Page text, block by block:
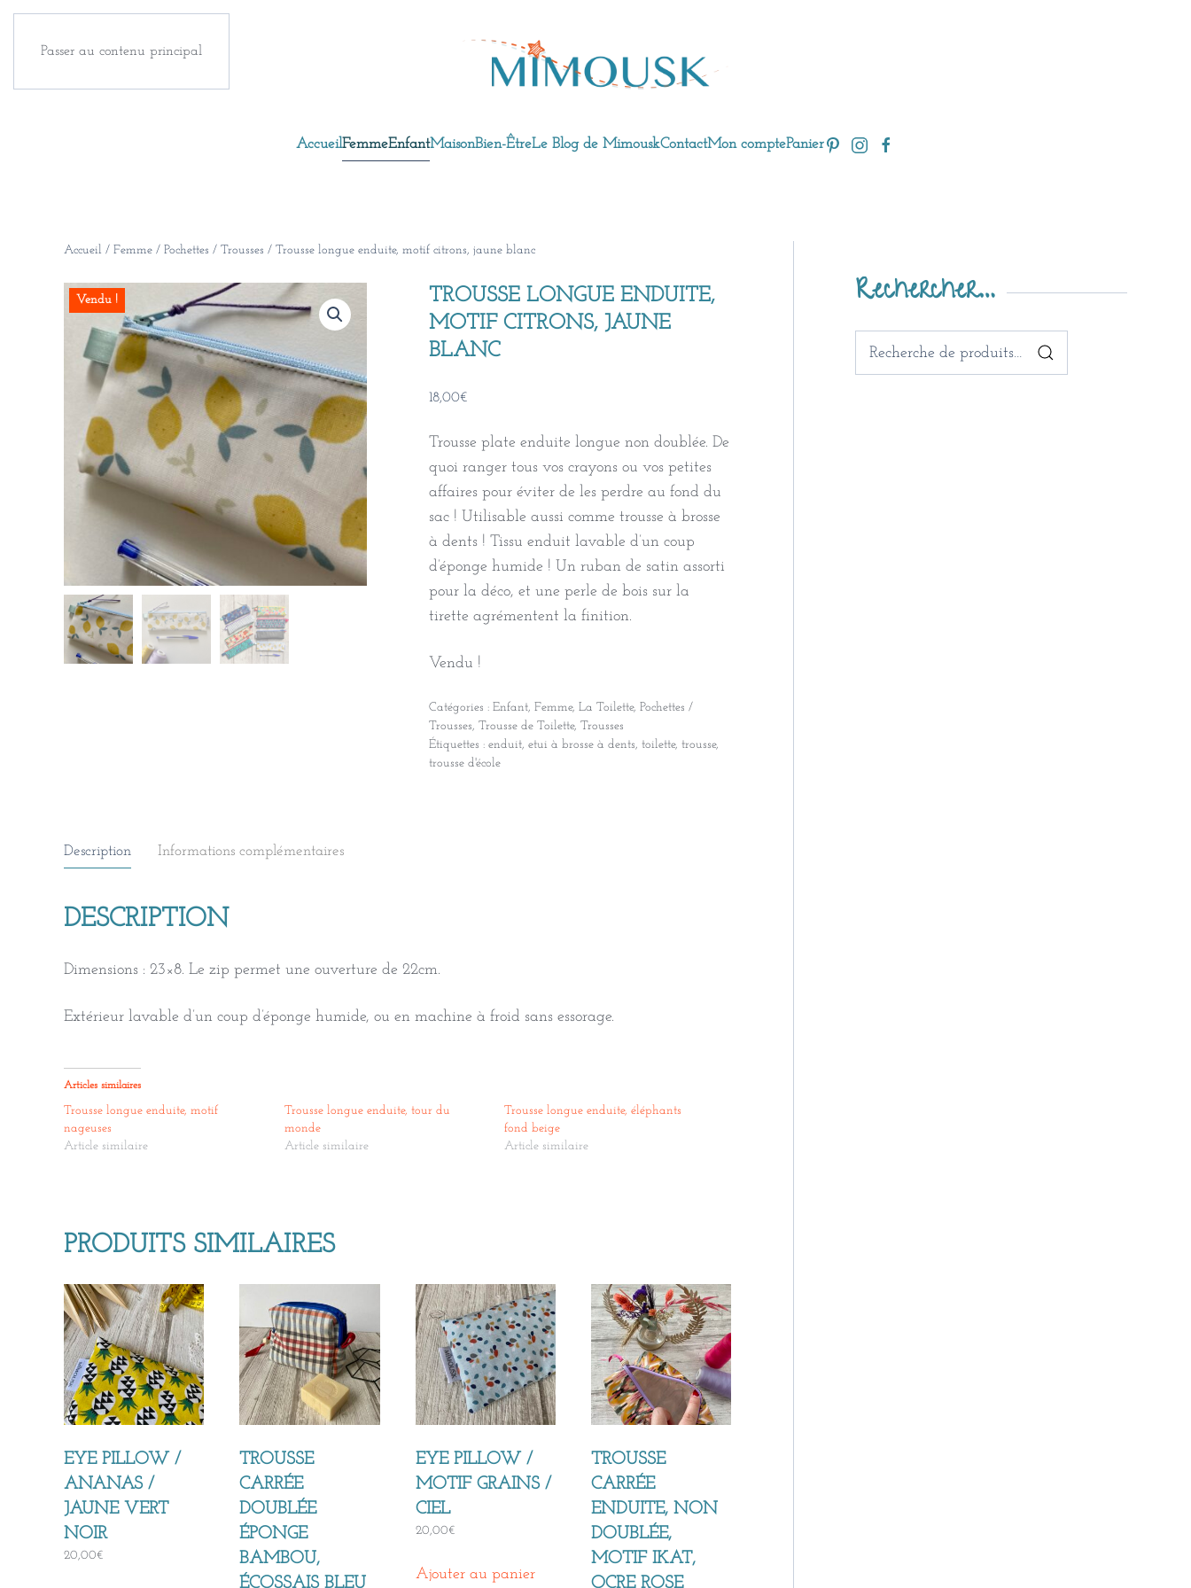
Passer au contenu principal
AccueilFemmeEnfantMaisonBien-ÊtreLe Blog de MimouskContactMon comptePanier
Accueil / Femme / Pochettes / Trousses / Trousse longue enduite, motif citrons, jaune blanc
Vendu !
TROUSSE LONGUE ENDUITE,
MOTIF CITRONS, JAUNE
BLANC
18,00€
Trousse plate enduite longue non doublée. De
quoi ranger tous vos crayons ou vos petites
affaires pour éviter de les perdre au fond du
sac ! Utilisable aussi comme trousse à brosse
à dents ! Tissu enduit lavable d’un coup
d’éponge humide ! Un ruban de satin assorti
pour la déco, et une perle de bois sur la
tirette agrémentent la finition.
Vendu !
Catégories : Enfant, Femme, La Toilette, Pochettes /
Trousses, Trousse de Toilette, Trousses
Étiquettes : enduit, etui à brosse à dents, toilette, trousse,
trousse d'école
Description Informations complémentaires
DESCRIPTION
Dimensions : 23×8. Le zip permet une ouverture de 22cm.
Extérieur lavable d’un coup d’éponge humide, ou en machine à froid sans essorage.
Articles similaires
Trousse longue enduite, motif
nageuses
Article similaire
Trousse longue enduite, tour du
monde
Article similaire
Trousse longue enduite, éléphants
fond beige
Article similaire
PRODUITS SIMILAIRES
EYE PILLOW /
ANANAS /
JAUNE VERT
NOIR
20,00€
TROUSSE
CARRÉE
DOUBLÉE
ÉPONGE
BAMBOU,
ÉCOSSAIS BLEU
EYE PILLOW /
MOTIF GRAINS /
CIEL
20,00€
Ajouter au panier
TROUSSE
CARRÉE
ENDUITE, NON
DOUBLÉE,
MOTIF IKAT,
OCRE ROSE
Rechercher…
Recherche